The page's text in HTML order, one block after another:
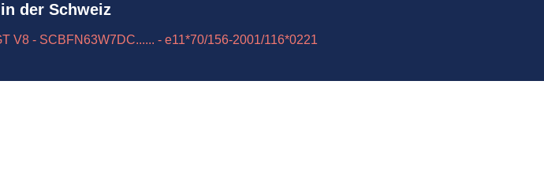
der Schweiz
V8 - SCBFN63W7DC...... - e11*70/156-2001/116*0221